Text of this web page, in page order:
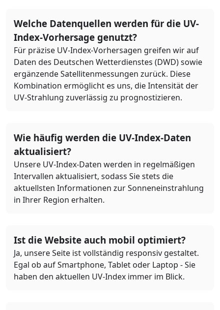
Welche Datenquellen werden für die UV-
Index-Vorhersage genutzt?
Für präzise UV-Index-Vorhersagen greifen wir auf
Daten des Deutschen Wetterdienstes (DWD) sowie
ergänzende Satellitenmessungen zurück. Diese
Kombination ermöglicht es uns, die Intensität der
UV-Strahlung zuverlässig zu prognostizieren.
Wie häufig werden die UV-Index-Daten
aktualisiert?
Unsere UV-Index-Daten werden in regelmäßigen
Intervallen aktualisiert, sodass Sie stets die
aktuellsten Informationen zur Sonneneinstrahlung
in Ihrer Region erhalten.
Ist die Website auch mobil optimiert?
Ja, unsere Seite ist vollständig responsiv gestaltet.
Egal ob auf Smartphone, Tablet oder Laptop - Sie
haben den aktuellen UV-Index immer im Blick.